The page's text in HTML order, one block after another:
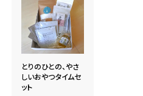
とりのひとの、やさ
しいおやつタイムセ
ット